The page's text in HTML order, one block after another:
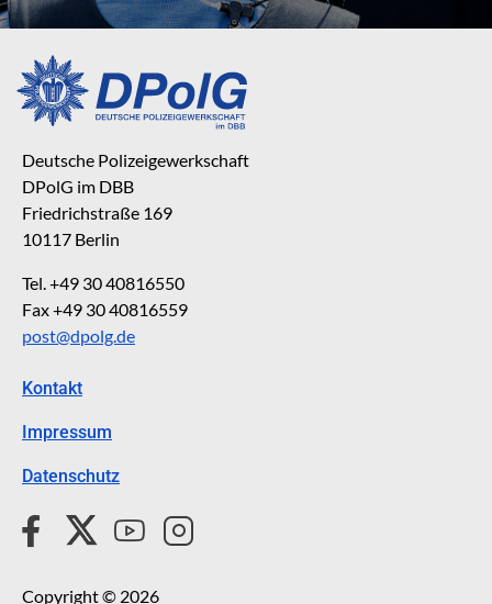
Deutsche Polizeigewerkschaft
DPolG im DBB
Friedrichstraße 169
10117 Berlin
Tel. +49 30 40816550
Fax +49 30 40816559
post@dpolg.de
Kontakt
Impressum
Datenschutz
Copyright © 2026